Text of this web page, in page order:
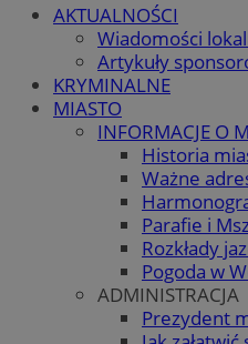
AKTUALNOŚCI
Wiadomości
Artykuły
KRYMINALNE
MIASTO
INFORMACJE O
Historia
Ważne
Parafie i
Rozkłady
Pogoda w
ADMINISTRACJA
Prezydent